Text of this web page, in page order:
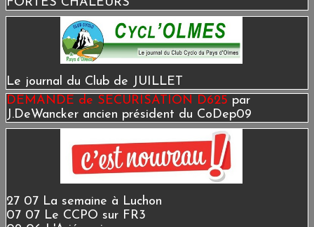
FORTES CHALEURS
Le journal du Club de JUILLET
DEMANDE de SECURISATION D625 par
J.DeWancker ancien président du CoDep09
27 07 La semaine à Luchon
07 07 Le CCPO sur FR3